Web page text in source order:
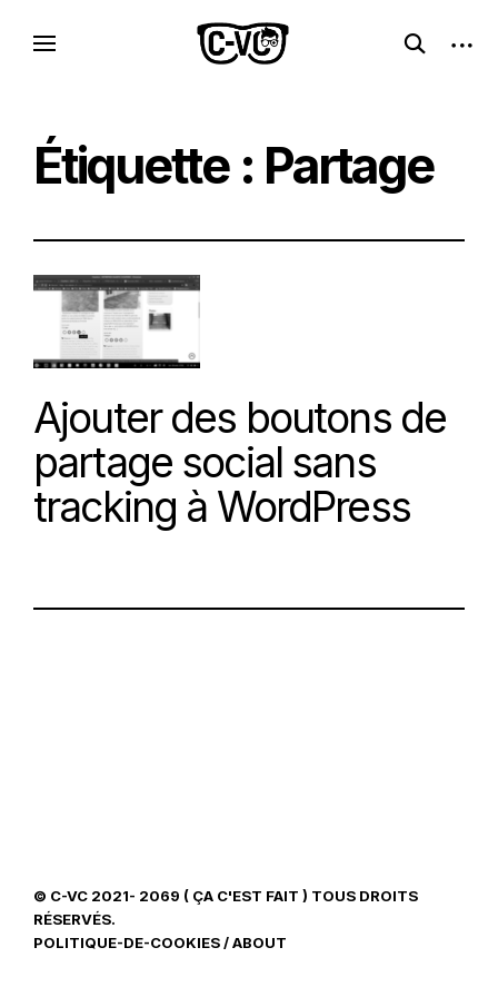
C-VC – Internet Libre, Logiciels & Culture
Geek
Logiciels libres, esprit geek
open
search
open
Étiquette : Partage
Ajouter des boutons de
partage social sans
tracking à WordPress
© C-VC 2021- 2069 ( ÇA C'EST FAIT ) TOUS DROITS
RÉSERVÉS.
POLITIQUE-DE-COOKIES/ABOUT